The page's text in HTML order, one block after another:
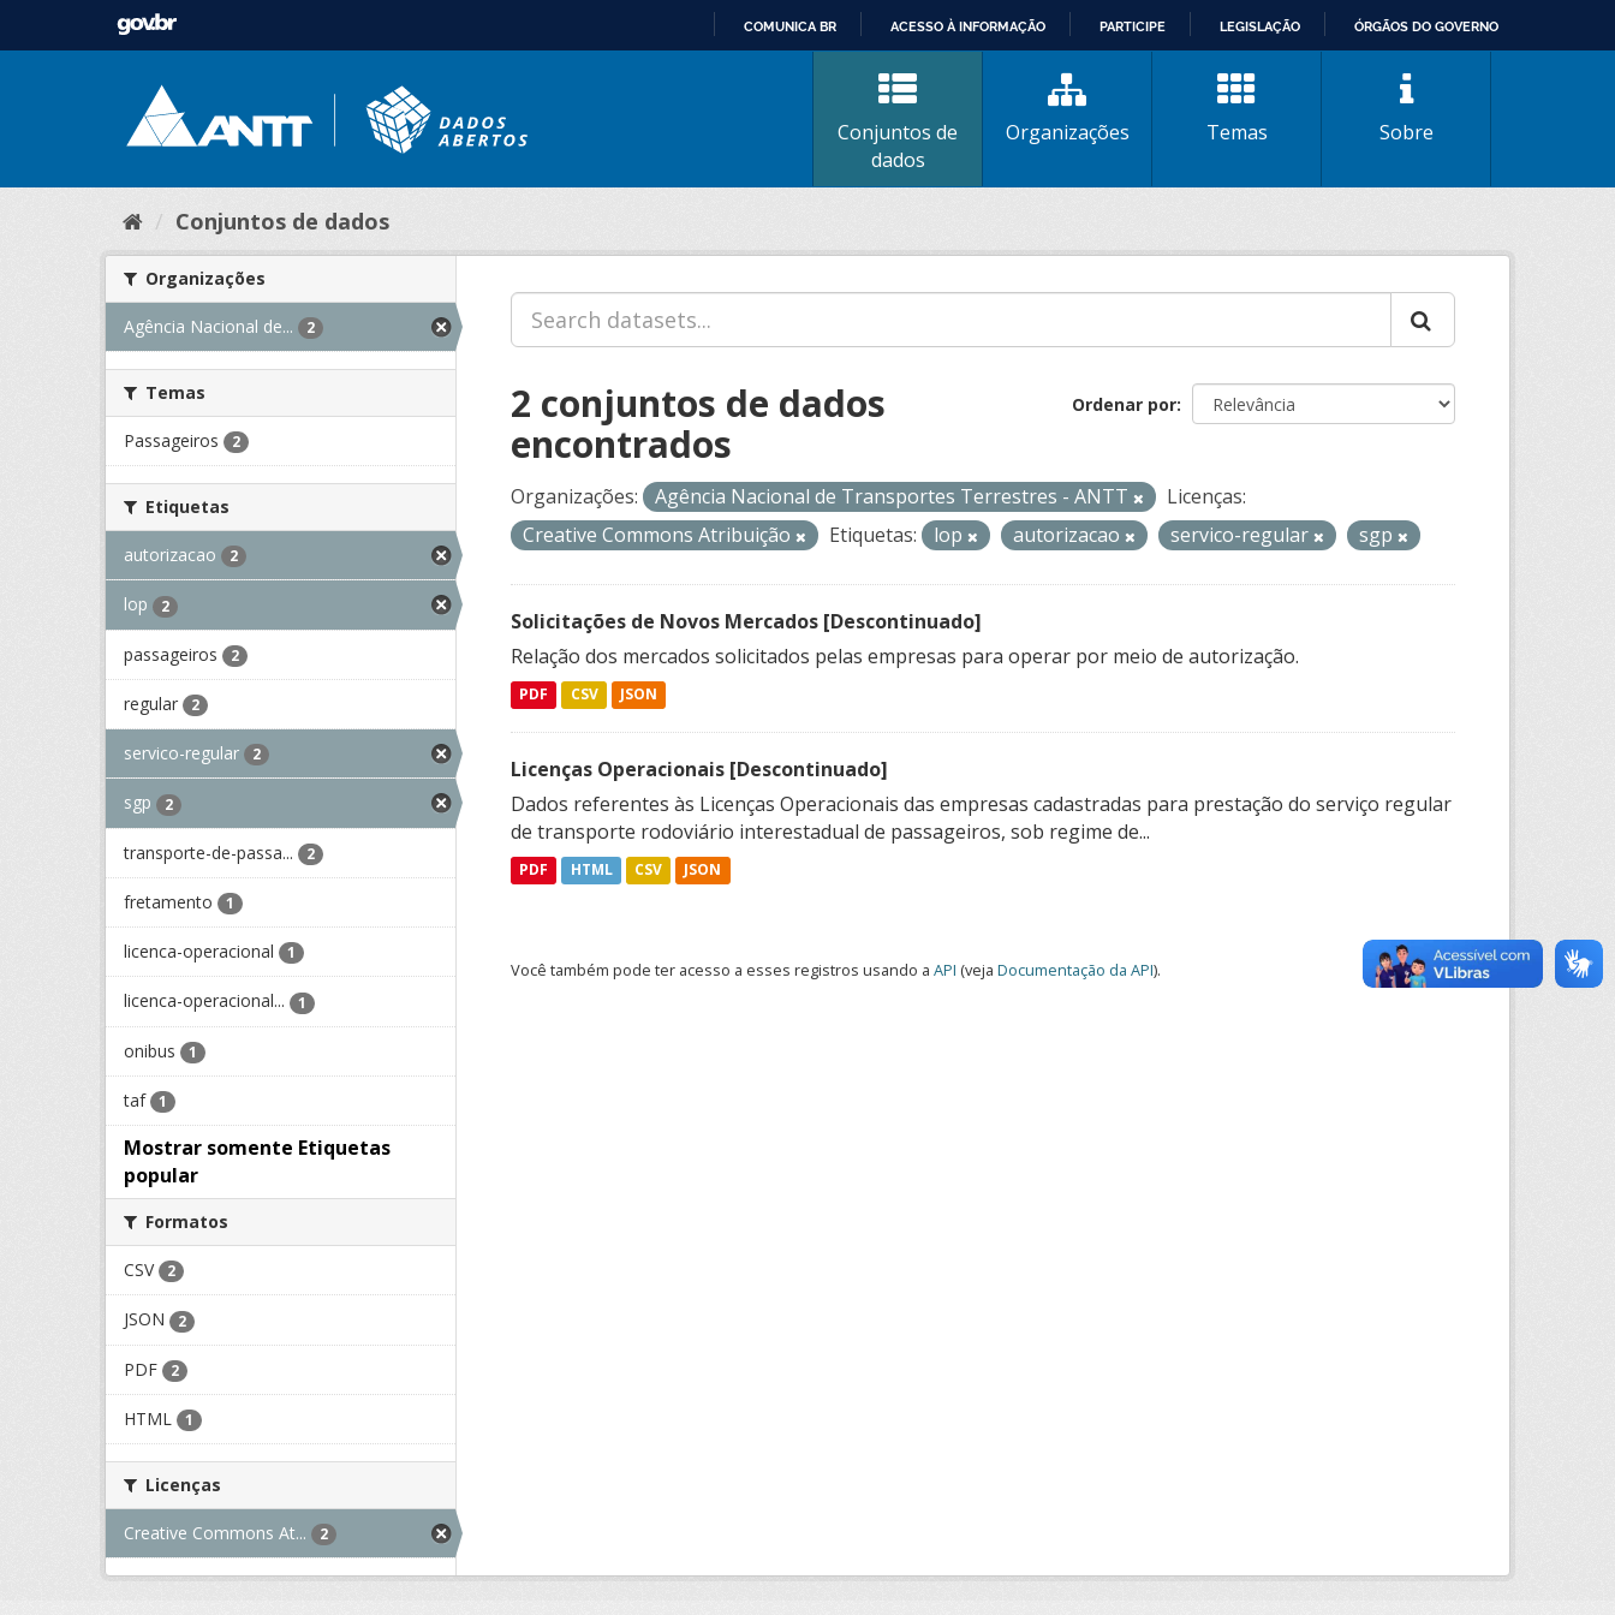
CONTEÚDO
COMUNICA BR ACESSO À INFORMAÇÃO PARTICIPE LEGISLAÇÃO ÓRGÃOS DO GOVERNO
Conjuntos de
dados
Organizações Temas Sobre
Conjuntos de dados
Organizações
Agência Nacional de... 2
Temas
Passageiros 2
Etiquetas
autorizacao 2
lop 2
passageiros 2
regular 2
servico-regular 2
sgp 2
transporte-de-passa... 2
fretamento 1
licenca-operacional 1
licenca-operacional... 1
onibus 1
taf 1
Mostrar somente Etiquetas
popular
Formatos
CSV 2
JSON 2
PDF 2
HTML 1
Licenças
Creative Commons At... 2
Ordenar por
2 conjuntos de dados
encontrados
Organizações: Agência Nacional de Transportes Terrestres - ANTT
Licenças:
Creative Commons Atribuição
Etiquetas: lop autorizacao servico-regular sgp
Solicitações de Novos Mercados [Descontinuado]
Relação dos mercados solicitados pelas empresas para operar por meio de autorização.
PDF CSV JSON
Licenças Operacionais [Descontinuado]
Dados referentes às Licenças Operacionais das empresas cadastradas para prestação do serviço regular
de transporte rodoviário interestadual de passageiros, sob regime de...
PDF HTML CSV JSON
Você também pode ter acesso a esses registros usando a API (veja Documentação da API).